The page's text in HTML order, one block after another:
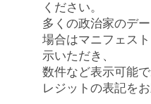
ください。
多くの政治家のデ
場合はマニフェス
示いただき、
数件など表示可能
レジットの表記を